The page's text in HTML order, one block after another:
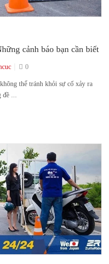
cảnh báo bạn cần biết
0
thể tránh khỏi sự cố xảy ra
đề ...